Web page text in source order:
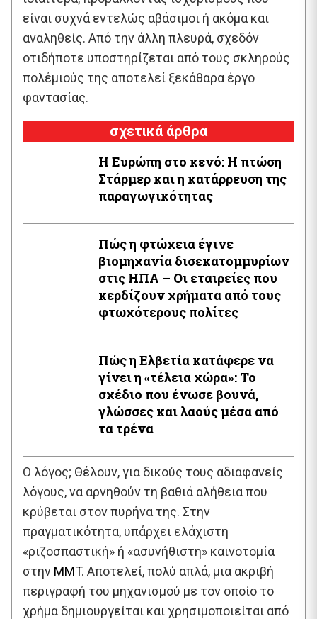
είναι συχνά εντελώς αβάσιμοι ή ακόμα και
αναληθείς. Από την άλλη πλευρά, σχεδόν
οτιδήποτε υποστηρίζεται από τους σκληρούς
πολέμιούς της αποτελεί ξεκάθαρα έργο
φαντασίας.
σχετικά άρθρα
Η Ευρώπη στο κενό: Η πτώση
Στάρμερ και η κατάρρευση της
παραγωγικότητας
Πώς η φτώχεια έγινε
βιομηχανία δισεκατομμυρίων
στις ΗΠΑ – Οι εταιρείες που
κερδίζουν χρήματα από τους
φτωχότερους πολίτες
Πώς η Ελβετία κατάφερε να
γίνει η «τέλεια χώρα»: Το
σχέδιο που ένωσε βουνά,
γλώσσες και λαούς μέσα από
τα τρένα
Ο λόγος; Θέλουν, για δικούς τους αδιαφανείς
λόγους, να αρνηθούν τη βαθιά αλήθεια που
κρύβεται στον πυρήνα της. Στην
πραγματικότητα, υπάρχει ελάχιστη
«ριζοσπαστική» ή «ασυνήθιστη» καινοτομία
στην MMT. Αποτελεί, πολύ απλά, μια ακριβή
περιγραφή του μηχανισμού με τον οποίο το
χρήμα δημιουργείται και χρησιμοποιείται από